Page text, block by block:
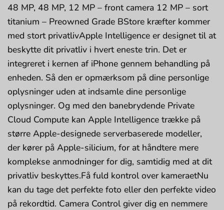
48 MP, 48 MP, 12 MP – front camera 12 MP – sort
titanium – Preowned Grade BStore kræfter kommer
med stort privatlivApple Intelligence er designet til at
beskytte dit privatliv i hvert eneste trin. Det er
integreret i kernen af iPhone gennem behandling på
enheden. Så den er opmærksom på dine personlige
oplysninger uden at indsamle dine personlige
oplysninger. Og med den banebrydende Private
Cloud Compute kan Apple Intelligence trække på
større Apple-designede serverbaserede modeller,
der kører på Apple-silicium, for at håndtere mere
komplekse anmodninger for dig, samtidig med at dit
privatliv beskyttes.Få fuld kontrol over kameraetNu
kan du tage det perfekte foto eller den perfekte video
på rekordtid. Camera Control giver dig en nemmere